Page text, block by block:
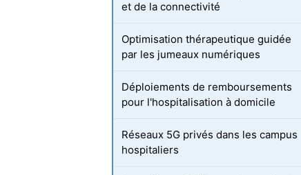
et de la connectivité
Optimisation thérapeutique guidée
par les jumeaux numériques
Déploiements de remboursements
pour l'hospitalisation à domicile
Réseaux 5G privés dans les campus
hospitaliers